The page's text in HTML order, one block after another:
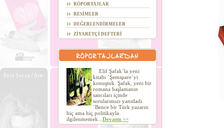
RÖPORTAJLAR
RESİMLER
DEĞERLENDİRMELER
ZİYARETÇİ DEFTERİ
Elif Şafak´la yeni
kitabı ´Şemspare´yi
konuştuk. Şafak, yeni bir
romana başlamanın
sancıları içinde
sorularımızı yanıtladı.
´Bence bir Türk yazarın
hiç ama hiç politikayla
ilgilenmemek... Devamı >>